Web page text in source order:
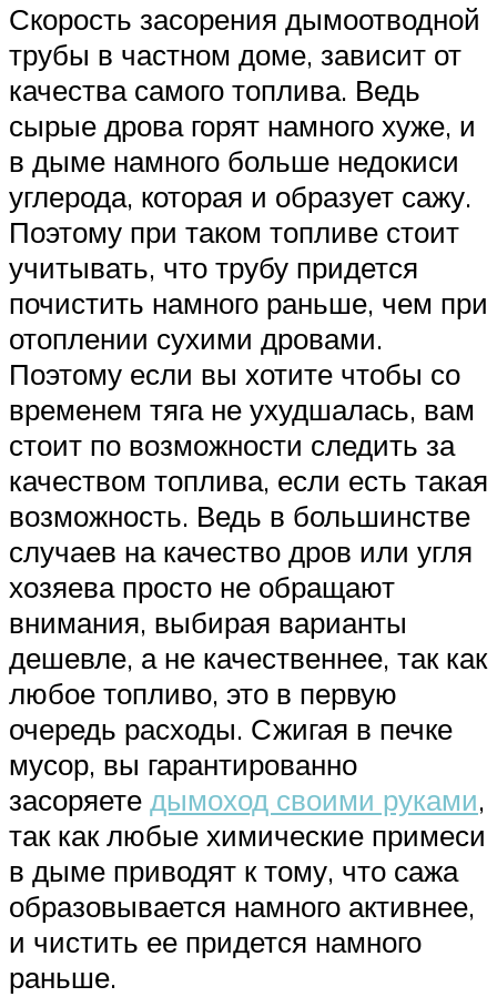
Скорость засорения дымоотводной
трубы в частном доме, зависит от
качества самого топлива. Ведь
сырые дрова горят намного хуже, и
в дыме намного больше недокиси
углерода, которая и образует сажу.
Поэтому при таком топливе стоит
учитывать, что трубу придется
почистить намного раньше, чем при
отоплении сухими дровами.
Поэтому если вы хотите чтобы со
временем тяга не ухудшалась, вам
стоит по возможности следить за
качеством топлива, если есть такая
возможность. Ведь в большинстве
случаев на качество дров или угля
хозяева просто не обращают
внимания, выбирая варианты
дешевле, а не качественнее, так как
любое топливо, это в первую
очередь расходы. Сжигая в печке
мусор, вы гарантированно
засоряете дымоход своими руками,
так как любые химические примеси
в дыме приводят к тому, что сажа
образовывается намного активнее,
и чистить ее придется намного
раньше.